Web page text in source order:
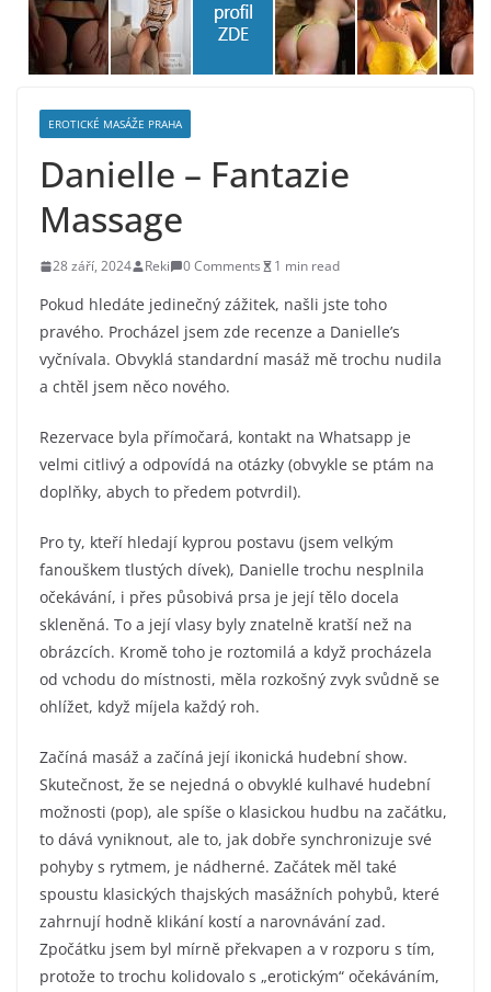
EROTICKÉ MASÁŽE PRAHA
Danielle – Fantazie
Massage
28 září, 2024 Reki 0 Comments 1 min read
Pokud hledáte jedinečný zážitek, našli jste toho
pravého. Procházel jsem zde recenze a Danielle’s
vyčnívala. Obvyklá standardní masáž mě trochu nudila
a chtěl jsem něco nového.
Rezervace byla přímočará, kontakt na Whatsapp je
velmi citlivý a odpovídá na otázky (obvykle se ptám na
doplňky, abych to předem potvrdil).
Pro ty, kteří hledají kyprou postavu (jsem velkým
fanouškem tlustých dívek), Danielle trochu nesplnila
očekávání, i přes působivá prsa je její tělo docela
skleněná. To a její vlasy byly znatelně kratší než na
obrázcích. Kromě toho je roztomilá a když procházela
od vchodu do místnosti, měla rozkošný zvyk svůdně se
ohlížet, když míjela každý roh.
Začíná masáž a začíná její ikonická hudební show.
Skutečnost, že se nejedná o obvyklé kulhavé hudební
možnosti (pop), ale spíše o klasickou hudbu na začátku,
to dává vyniknout, ale to, jak dobře synchronizuje své
pohyby s rytmem, je nádherné. Začátek měl také
spoustu klasických thajských masážních pohybů, které
zahrnují hodně klikání kostí a narovnávání zad.
Zpočátku jsem byl mírně překvapen a v rozporu s tím,
protože to trochu kolidovalo s „erotickým“ očekáváním,